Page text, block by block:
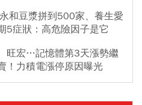
和豆漿拼到500家、養生愛
5症狀：高危險因子是它
旺宏…記憶體第3天漲勢繼
！力積電漲停原因曝光